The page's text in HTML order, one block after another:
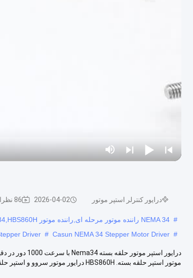
درایور کنترلر استپر موتور 2026-04-02 86 نظرات
# NEMA 34 راننده موتور مرحله ای,راننده موتور Casun NEMA 34,HBS860H راننده مرحله ای حلقه بسته
#
Casun NEMA 34 Stepper Motor Driver
#
Driver
موتور استپر حلقه بسته. HBS860H درایور موتور سروو و استپر حلقه بسته ...